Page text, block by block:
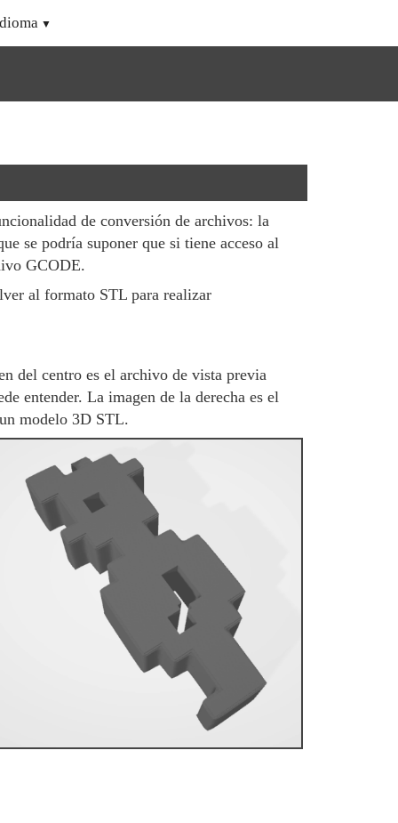
de conversión de archivos: la
se podría suponer que si tiene acceso al
GCODE.
al formato STL para realizar
del centro es el archivo de vista previa
entender. La imagen de la derecha es el
modelo 3D STL.